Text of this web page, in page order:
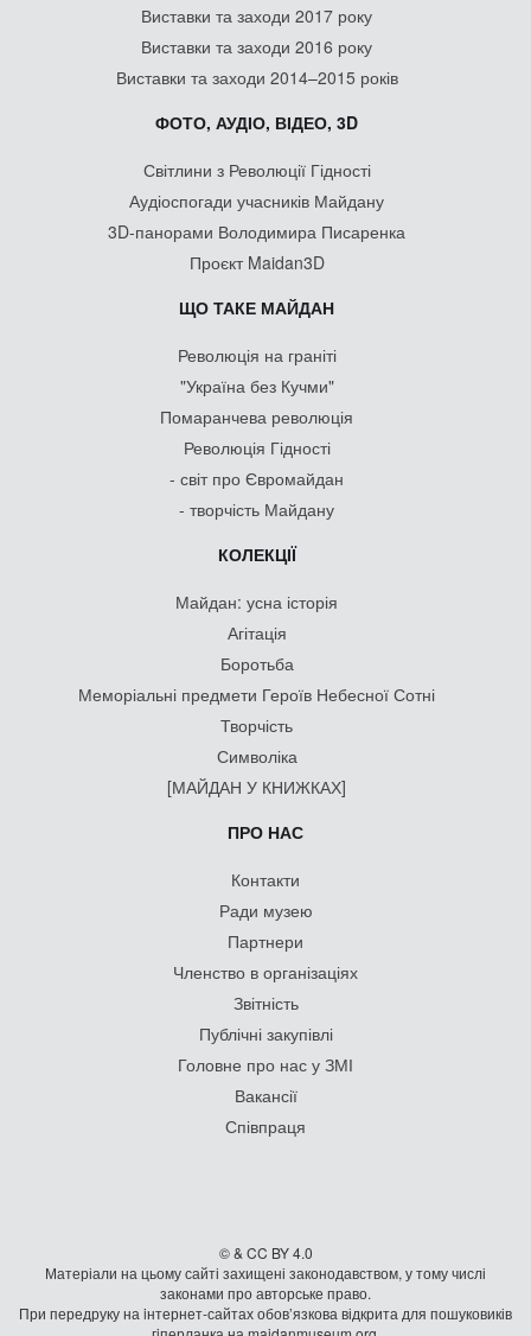
Виставки та заходи 2017 року
Виставки та заходи 2016 року
Виставки та заходи 2014–2015 років
ФОТО, АУДІО, ВІДЕО, 3D
Світлини з Революції Гідності
Аудіоспогади учасників Майдану
3D-панорами Володимира Писаренка
Проєкт Maidan3D
ЩО ТАКЕ МАЙДАН
Революція на граніті
"Україна без Кучми"
Помаранчева революція
Революція Гідності
- світ про Євромайдан
- творчість Майдану
КОЛЕКЦІЇ
Майдан: усна історія
Агітація
Боротьба
Меморіальні предмети Героїв Небесної Сотні
Творчість
Символіка
[МАЙДАН У КНИЖКАХ]
ПРО НАС
Контакти
Ради музею
Партнери
Членство в організаціях
Звітність
Публічні закупівлі
Головне про нас у ЗМІ
Вакансії
Співпраця
© & CC BY 4.0
Матеріали на цьому сайті захищені законодавством, у тому числі
законами про авторське право.
При передруку на iнтернет-сайтах обов’язкова відкрита для пошуковиків